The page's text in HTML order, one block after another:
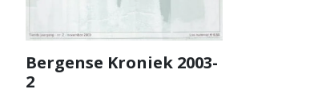
Bergense Kroniek 2003-
2